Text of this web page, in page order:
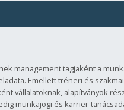
management tagjaként a
Emellett tréneri és
vállalatoknak, alapítványok
munkajogi és karrier-